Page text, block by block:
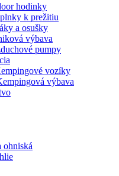
hodinky
k prežitiu
a osušky
výbava
pumpy
vozíky
výbava
ohniská